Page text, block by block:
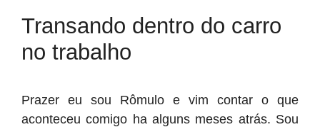
Transando dentro do carro
no trabalho
Prazer eu sou Rômulo e vim contar o que
aconteceu comigo ha alguns meses atrás. Sou